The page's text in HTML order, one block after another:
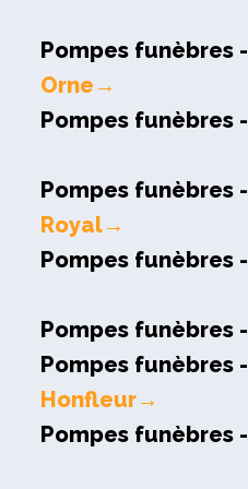
Pompes funèbres -
Orne→
Pompes funèbres -
Pompes funèbres -
Royal→
Pompes funèbres -
Pompes funèbres -
Pompes funèbres -
Honfleur→
Pompes funèbres -